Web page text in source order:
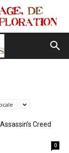
Creed
0